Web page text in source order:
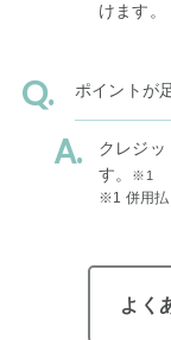
けます。
ポイントが
クレジッ
す。
※1
※1 併用払
よく